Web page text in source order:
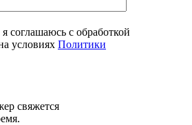
соглашаюсь c обработкой
условиях Политики
свяжется